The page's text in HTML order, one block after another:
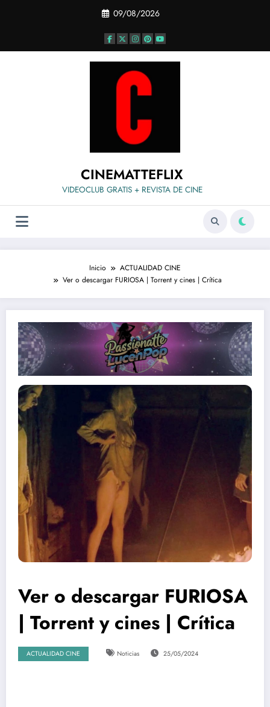
09/08/2026
CINEMATTEFLIX
VIDEOCLUB GRATIS + REVISTA DE CINE
Inicio
ACTUALIDAD CINE
Ver o descargar FURIOSA | Torrent y cines | Crítica
Ver o descargar FURIOSA
| Torrent y cines | Crítica
ACTUALIDAD CINE Noticias 25/05/2024